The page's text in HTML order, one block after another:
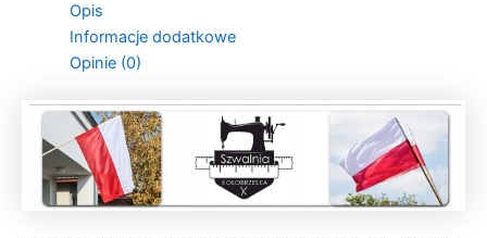
Opis
Informacje dodatkowe
Opinie (0)